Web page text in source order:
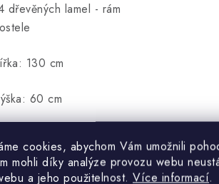
cookies, abychom Vám umožnili
mohli díky analýze provozu webu
a jeho použitelnost. Více informací.
dřevěných lamel - rám
130 cm
60 cm
pro jednolůžkovou